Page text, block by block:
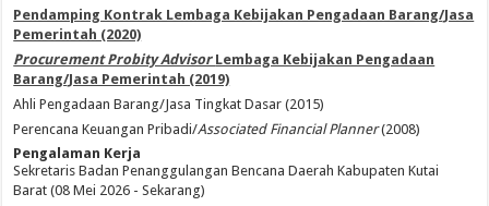
Pendamping Kontrak Lembaga Kebijakan Pengadaan Barang/Jasa
Pemerintah (2020)
Procurement Probity Advisor Lembaga Kebijakan Pengadaan
Barang/Jasa Pemerintah (2019)
Ahli Pengadaan Barang/Jasa Tingkat Dasar (2015)
Perencana Keuangan Pribadi/Associated Financial Planner(2008)
Pengalaman Kerja
Sekretaris Badan Penanggulangan Bencana Daerah Kabupaten Kutai
Barat (08 Mei 2026 - Sekarang)